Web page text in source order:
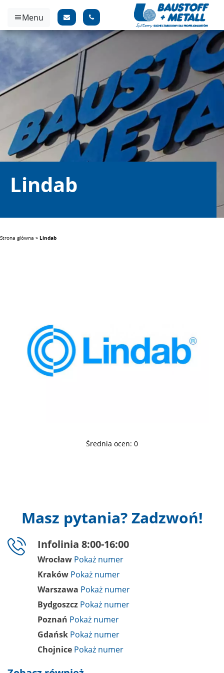
Menu
Lindab
Strona główna » Lindab
Średnia ocen: 0
Masz pytania? Zadzwoń!
Infolinia 8:00-16:00
Wrocław
Kraków
Warszawa
Bydgoszcz
Poznań
Gdańsk
Chojnice